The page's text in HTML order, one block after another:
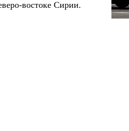
востоке Сирии.